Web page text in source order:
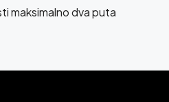
maksimalno dva puta